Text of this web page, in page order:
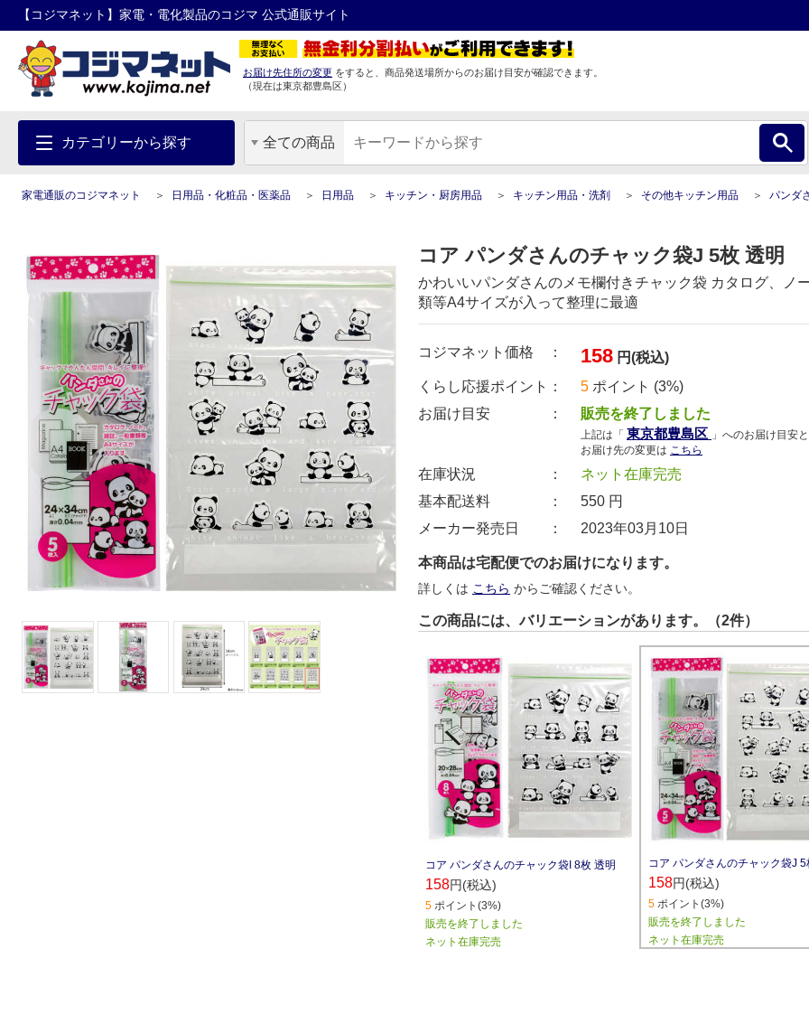
【コジマネット】家電・電化製品のコジマ 公式通販サイト
お届け先住所の変更 をすると、商品発送場所からのお届け目安が確認できます。
（現在は東京都豊島区）
カテゴリーから探す 全ての商品
家電通販のコジマネット 日用品・化粧品・医薬品 日用品 キッチン・厨房用品 キッチン用品・洗剤 その他キッチン用品 パンダさんのチャック
コア パンダさんのチャック袋J 5枚 透明
かわいいパンダさんのメモ欄付きチャック袋 カタログ、ノ
類等A4サイズが入って整理に最適
コジマネット価格 ： 158 円(税込)
くらし応援ポイント：
5 ポイント (3%)
お届け目安 ：
販売を終了しました
上記は「 東京都豊島区 」へのお届け目安
お届け先の変更は こちら
在庫状況 ：
ネット在庫完売
基本配送料 ：
550 円
メーカー発売日 ：
2023年03月10日
本商品は宅配便でのお届けになります。
詳しくは こちら からご確認ください。
この商品には、バリエーションがあります。（2件）
コア パンダさんのチャック袋I 8枚 透明
158円(税込)
5 ポイント(3%)
販売を終了しました
ネット在庫完売
コア パンダさんのチャック袋J 5
158円(税込)
5 ポイント(3%)
販売を終了しました
ネット在庫完売